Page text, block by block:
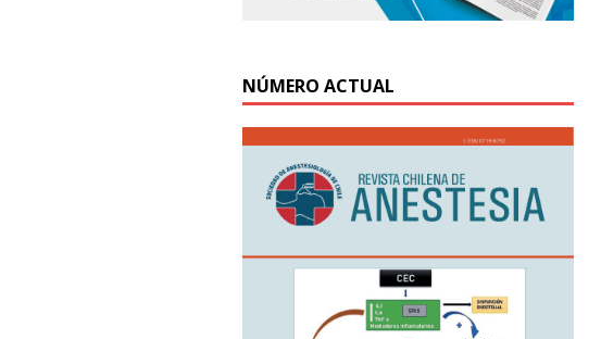
NÚMERO ACTUAL